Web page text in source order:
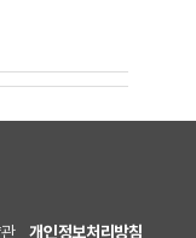
개인정보처리방침